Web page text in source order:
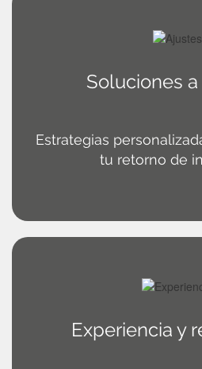
Soluciones
Estrategias
tu retorno de
Experiencia y